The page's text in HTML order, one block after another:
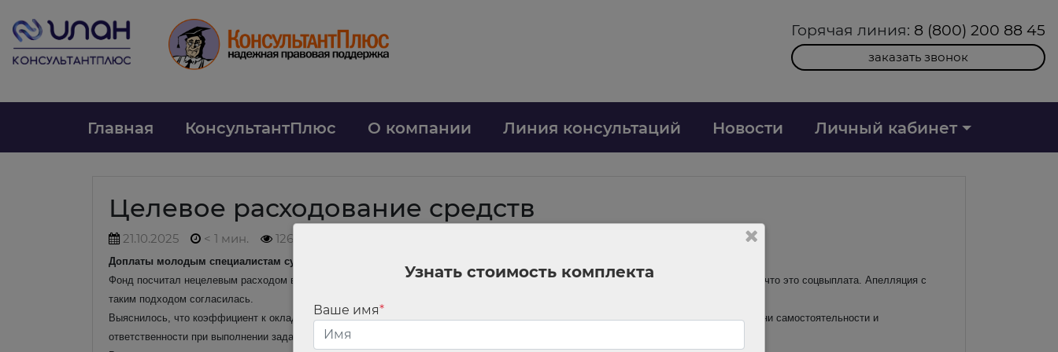
Горячая линия: 8 (800) 200 88 45
заказать звонок
Главная КонсультантПлюс О компании Линия консультаций Новости Личный кабинет
Целевое расходование средств
21.10.2025 < 1 мин. 126
Доплаты молодым специалистам суд не разрешил перечислять за счет ОМС
Фонд посчитал нецелевым расходом выплату повышающего персонального коэффициента молодым специалистам, поскольку решил, что это соцвыплата. Апелляция с
таким подходом согласилась.
Выяснилось, что коэффициент к окладу устанавливали без учета профподготовки работника, сложности и важности его работы, степени самостоятельности и
ответственности при выполнении задач. Доплату перечисляли по региональному закону. В территориальной программе ее не было.
Узнать стоимость комплекта
Ваше имя*